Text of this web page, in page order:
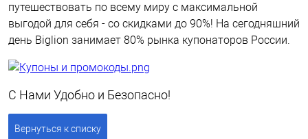
путешествовать по всему миру с максимальной
выгодой для себя - со скидками до 90%! На сегодняшний
день Biglion занимает 80% рынка купонаторов России.
С Нами Удобно и Безопасно!
Вернуться к списку